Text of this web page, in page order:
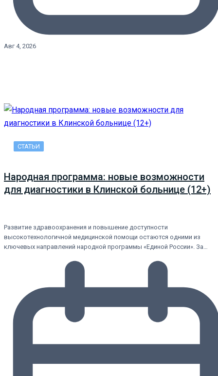
Авг 4, 2026
СТАТЬИ
Народная программа: новые возможности
для диагностики в Клинской больнице (12+)
Развитие здравоохранения и повышение доступности
высокотехнологичной медицинской помощи остаются одними из
ключевых направлений народной программы «Единой России». За…